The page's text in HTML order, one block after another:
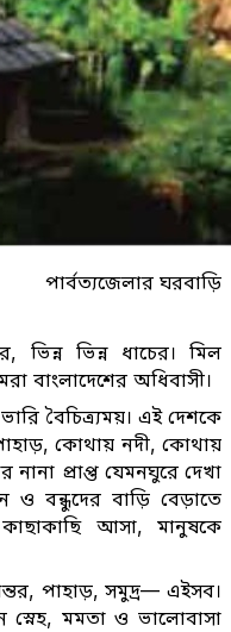
পার্বত্যজেলার ঘরবাড়ি
ভিন্ন ভিন্ন ধাচের। মিল
বাংলাদেশের অধিবাসী।
বৈচিত্র্যময়। এই দেশকে
কোথায় নদী, কোথায়
প্রাপ্ত যেমনঘুরে দেখা
ও বন্ধুদের বাড়ি বেড়াতে
আসা, মানুষকে
পাহাড়, সমুদ্র— এইসব।
মমতা ও ভালোবাসা